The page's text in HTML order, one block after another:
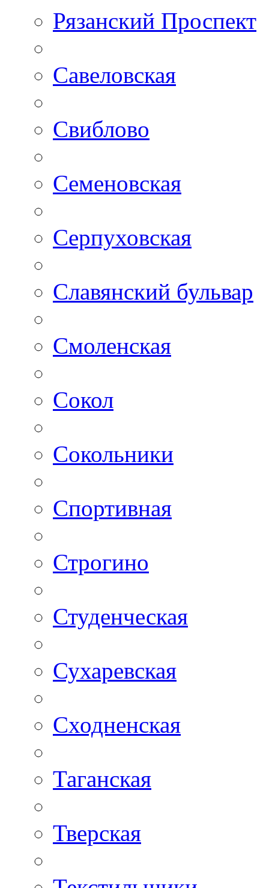
Рязанский Проспект
Савеловская
Свиблово
Семеновская
Серпуховская
Славянский бульвар
Смоленская
Сокол
Сокольники
Спортивная
Строгино
Студенческая
Сухаревская
Сходненская
Таганская
Тверская